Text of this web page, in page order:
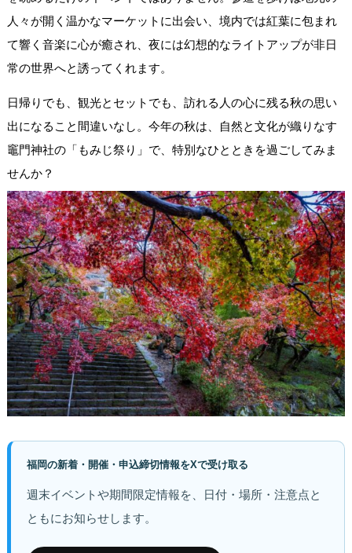
人々が開く温かなマーケットに出会い、境内では紅葉に包まれ
て響く音楽に心が癒され、夜には幻想的なライトアップが非日
常の世界へと誘ってくれます。
日帰りでも、観光とセットでも、訪れる人の心に残る秋の思い
出になること間違いなし。今年の秋は、自然と文化が織りなす
竈門神社の「もみじ祭り」で、特別なひとときを過ごしてみま
せんか？
福岡の新着・開催・申込締切情報をXで受け取る
週末イベントや期間限定情報を、日付・場所・注意点と
ともにお知らせします。